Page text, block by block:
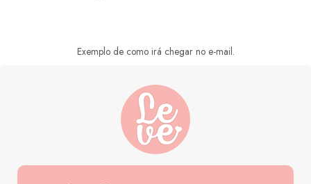
Exemplo de como irá chegar no e-mail.